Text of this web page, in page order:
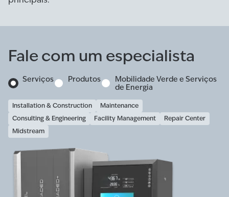
Fale com um especialista
Serviços Produtos
Mobilidade Verde e Serviços
de Energia
Installation & Construction
Maintenance
Consulting & Engineering
Facility Management
Repair Center
Midstream